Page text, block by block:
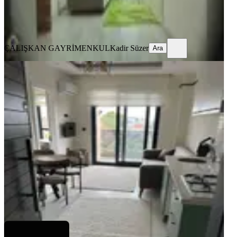
ÇALIŞKAN GAYRİMENKULKadir Süzer
ÇALIŞKAN GAYRİMENKULKadir Süzer Ara
MANZARALI
Özel Sağlık Hastanesi Yakını Kiralık
2+1 Eşyalı Daire
Merkezefendi, Bahçelievler Mahallesi
2+1· 2. Kat·13.07.2026
KONUM YATIRIM DANIŞMANLIĞIFERİŞ AKIŞ